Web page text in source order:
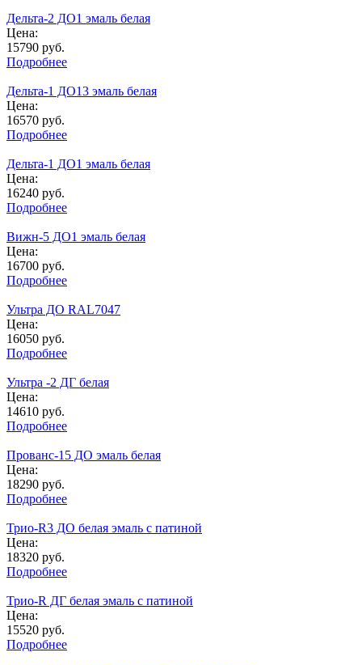
Дельта-2 ДО1 эмаль белая
Цена:
15790 руб.
Подробнее
Дельта-1 ДО13 эмаль белая
Цена:
16570 руб.
Подробнее
Дельта-1 ДО1 эмаль белая
Цена:
16240 руб.
Подробнее
Вижн-5 ДО1 эмаль белая
Цена:
16700 руб.
Подробнее
Ультра ДО RAL7047
Цена:
16050 руб.
Подробнее
Ультра -2 ДГ белая
Цена:
14610 руб.
Подробнее
Прованс-15 ДО эмаль белая
Цена:
18290 руб.
Подробнее
Трио-R3 ДО белая эмаль с патиной
Цена:
18320 руб.
Подробнее
Трио-R ДГ белая эмаль с патиной
Цена:
15520 руб.
Подробнее